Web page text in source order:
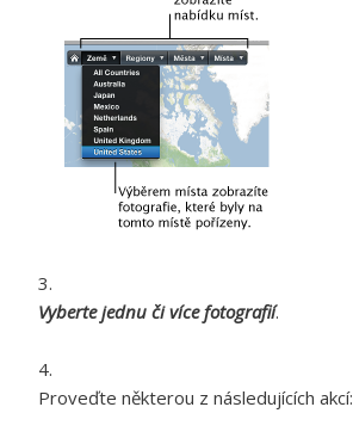
Vyberte jednu či více fotografií.
Proveďte některou z následujících akcí: